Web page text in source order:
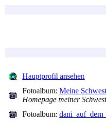
Hauptprofil ansehen
Fotoalbum: Meine
Homepage meiner
Fotoalbum: